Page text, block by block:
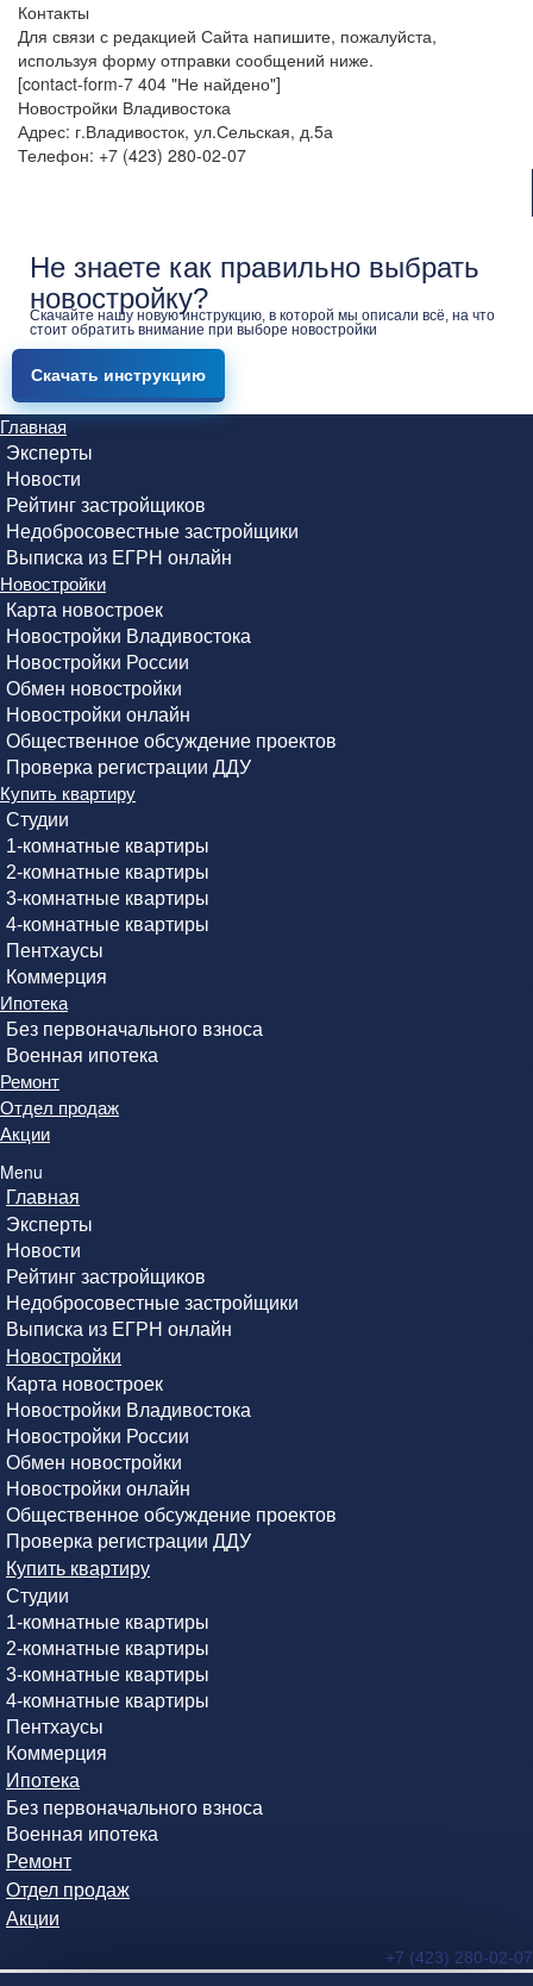
Контакты
Для связи с редакцией Сайта напишите, пожалуйста,
используя форму отправки сообщений ниже.
[contact-form-7 404 "Не найдено"]
Новостройки Владивостока
Адрес: г.Владивосток, ул.Сельская, д.5а
Телефон: +7 (423) 280-02-07
Не знаете как правильно выбрать
новостройку?
Скачайте нашу новую инструкцию, в которой мы описали всё, на что
стоит обратить внимание при выборе новостройки
Скачать инструкцию
Главная
Эксперты
Новости
Рейтинг застройщиков
Недобросовестные застройщики
Выписка из ЕГРН онлайн
Новостройки
Карта новостроек
Новостройки Владивостока
Новостройки России
Обмен новостройки
Новостройки онлайн
Общественное обсуждение проектов
Проверка регистрации ДДУ
Купить квартиру
Студии
1-комнатные квартиры
2-комнатные квартиры
3-комнатные квартиры
4-комнатные квартиры
Пентхаусы
Коммерция
Ипотека
Без первоначального взноса
Военная ипотека
Ремонт
Отдел продаж
Акции
Menu
Главная
Эксперты
Новости
Рейтинг застройщиков
Недобросовестные застройщики
Выписка из ЕГРН онлайн
Новостройки
Карта новостроек
Новостройки Владивостока
Новостройки России
Обмен новостройки
Новостройки онлайн
Общественное обсуждение проектов
Проверка регистрации ДДУ
Купить квартиру
Студии
1-комнатные квартиры
2-комнатные квартиры
3-комнатные квартиры
4-комнатные квартиры
Пентхаусы
Коммерция
Ипотека
Без первоначального взноса
Военная ипотека
Ремонт
Отдел продаж
Акции
+7 (423) 280-02-07